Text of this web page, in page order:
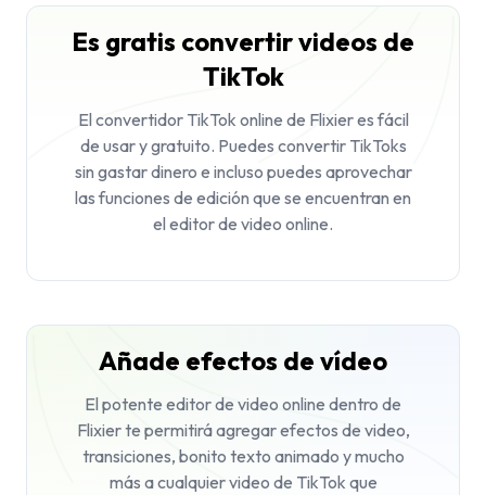
Es gratis convertir videos de
TikTok
El convertidor TikTok online de Flixier es fácil
de usar y gratuito. Puedes convertir TikToks
sin gastar dinero e incluso puedes aprovechar
las funciones de edición que se encuentran en
el editor de video online.
Añade efectos de vídeo
El potente editor de video online dentro de
Flixier te permitirá agregar efectos de video,
transiciones, bonito texto animado y mucho
más a cualquier video de TikTok que